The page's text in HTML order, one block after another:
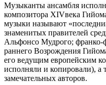
Музыканты ансамбля
композитора XIVвека
музыки называют
знаменитых правителей
Альфонсо Мудрого; франко-
раннего Возрождения
его ведущим европейским
исполняли и копировали), а
замечательных авторов.